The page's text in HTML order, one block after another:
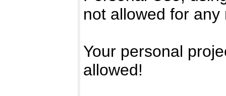
not allowed for any
Your personal
allowed!